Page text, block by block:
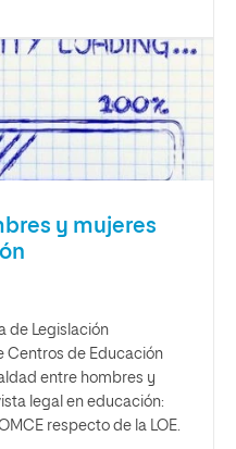
y mujeres
de Legislación
Centros de Educación
entre hombres y
legal en educación:
respecto de la LOE.